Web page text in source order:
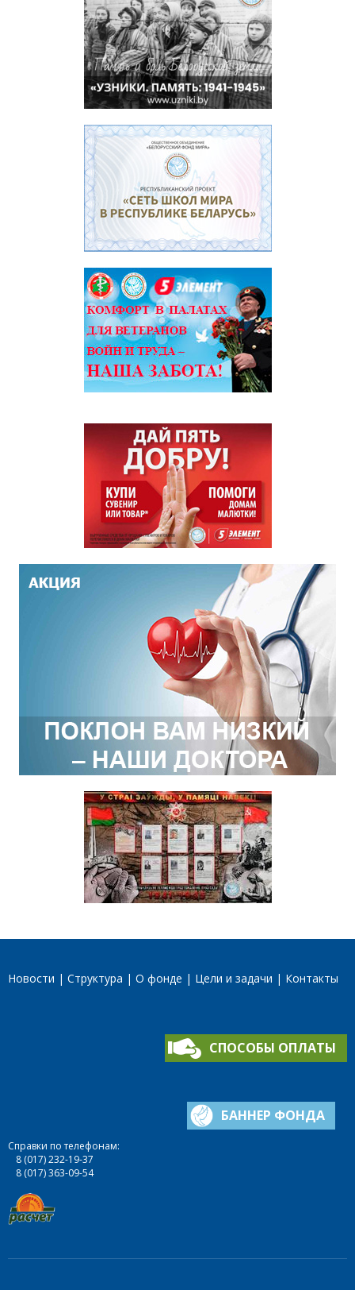
Новости Структура О фонде Цели и задачи Контакты
СПОСОБЫ ОПЛАТЫ
БАННЕР ФОНДА
Справки по телефонам:
8 (017) 232-19-37
8 (017) 363-09-54